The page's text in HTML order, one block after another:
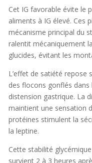
Cet IG favorable évite le
aliments à IG élevé. Ces
mécanisme principal du
ralentit mécaniquement
glucides, évitant les
L’effet de satiété repose
des flocons gonflés dans
distension gastrique. La
maintient une sensation
protéines stimulent la
la leptine.
Cette stabilité
survient 2 à 3 heures